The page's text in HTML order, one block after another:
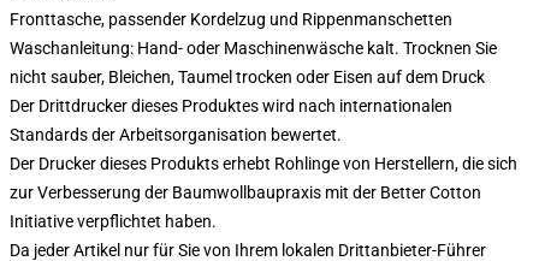
Fronttasche, passender Kordelzug und Rippenmanschetten
Waschanleitung: Hand- oder Maschinenwäsche kalt. Trocknen Sie
nicht sauber, Bleichen, Taumel trocken oder Eisen auf dem Druck
Der Drittdrucker dieses Produktes wird nach internationalen
Standards der Arbeitsorganisation bewertet.
Der Drucker dieses Produkts erhebt Rohlinge von Herstellern, die sich
zur Verbesserung der Baumwollbaupraxis mit der Better Cotton
Initiative verpflichtet haben.
Da jeder Artikel nur für Sie von Ihrem lokalen Drittanbieter-Führer